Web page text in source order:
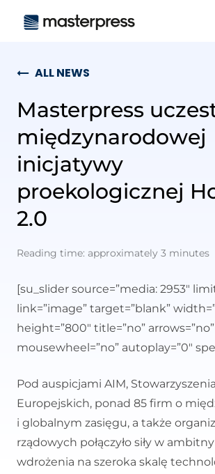
ALL NEWS
Masterpress
międzynarodowej
inicjatywy
proekologicznej
2.0
Reading time: approximately 3 minutes
[su_slider source=”media: 2953″
link=”image” target=”blank”
height=”800″ title=”no”
mousewheel=”no” autoplay=”0″
Pod auspicjami AIM,
Europejskich, ponad 85 firm o
i globalnym zasięgu, a także
rządowych połączyło siły w
wdrożenia na szeroka skalę